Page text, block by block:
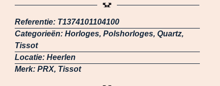
Referentie: T1374101104100
Categorieën: Horloges, Polshorloges, Quartz,
Tissot
Locatie: Heerlen
Merk: PRX, Tissot